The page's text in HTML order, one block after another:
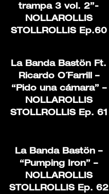
trampa 3 vol. 2”-
NOLLAROLLIS
STOLLROLLIS Ep.60
La Banda Bastön Ft.
Ricardo O´Farrill –
“Pido una cámara” –
NOLLAROLLIS
STOLLROLLIS Ep. 61
La Banda Bastön –
“Pumping Iron” –
NOLLAROLLIS
STOLLROLLIS Ep. 62